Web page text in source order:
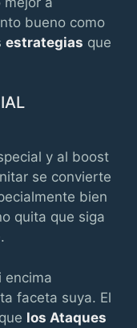
bueno como
estrategias que
y al boost
se convierte
bien
quita que siga
encima
faceta suya. El
los Ataques